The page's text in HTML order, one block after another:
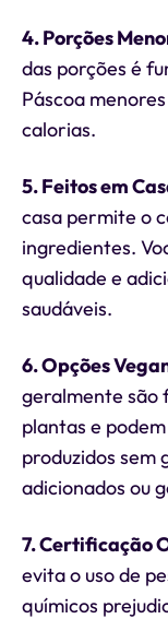
4. Porções
das porções é
Páscoa
calorias.
5. Feitos em
casa permite o
ingredientes.
qualidade e
saudáveis.
6. Opções
geralmente são
plantas e
produzidos sem
adicionados ou
7. Certificação
evita o uso de
químicos